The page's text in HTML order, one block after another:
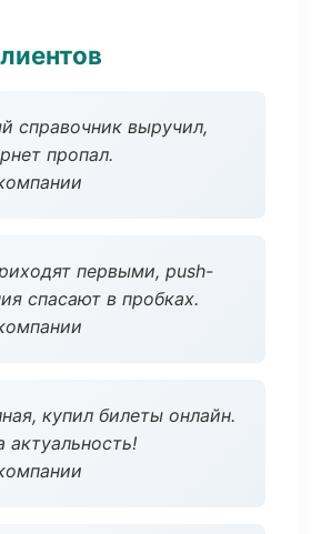
справочник выручил,
пропал.
первыми, push-
спасают в пробках.
купил билеты онлайн.
актуальность!